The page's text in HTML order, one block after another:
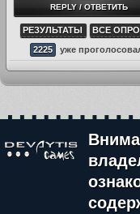
РЕЗУЛЬТАТЫ
ВСЕ
2225
уже